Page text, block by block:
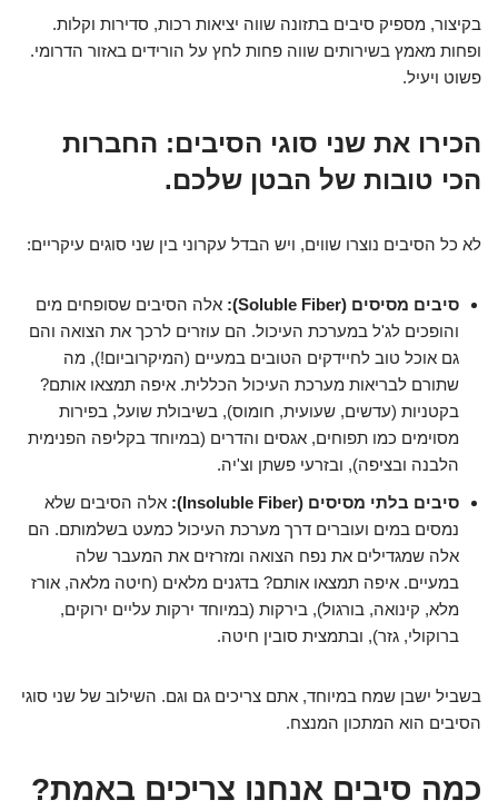
בקיצור, מספיק סיבים בתזונה שווה יציאות רכות, סדירות וקלות.
ופחות מאמץ בשירותים שווה פחות לחץ על הורידים באזור הדרומי.
פשוט ויעיל.
הכירו את שני סוגי הסיבים: החברות
הכי טובות של הבטן שלכם.
לא כל הסיבים נוצרו שווים, ויש הבדל עקרוני בין שני סוגים עיקריים:
סיבים מסיסים (Soluble Fiber):
אלה הסיבים שסופחים מים
והופכים לג'ל במערכת העיכול. הם עוזרים לרכך את הצואה והם
גם אוכל טוב לחיידקים הטובים במעיים (המיקרוביום!), מה
שתורם לבריאות מערכת העיכול הכללית. איפה תמצאו אותם?
בקטניות (עדשים, שעועית, חומוס), בשיבולת שועל, בפירות
מסוימים כמו תפוחים, אגסים והדרים (במיוחד בקליפה הפנימית
הלבנה ובציפה), ובזרעי פשתן וצ'יה.
סיבים בלתי מסיסים (Insoluble Fiber):
אלה הסיבים שלא
נמסים במים ועוברים דרך מערכת העיכול כמעט בשלמותם. הם
אלה שמגדילים את נפח הצואה ומזרזים את המעבר שלה
במעיים. איפה תמצאו אותם? בדגנים מלאים (חיטה מלאה, אורז
מלא, קינואה, בורגול), בירקות (במיוחד ירקות עליים ירוקים,
ברוקולי, גזר), ובתמצית סובין חיטה.
בשביל ישבן שמח במיוחד, אתם צריכים גם וגם. השילוב של שני סוגי
הסיבים הוא המתכון המנצח.
כמה סיבים אנחנו צריכים באמת?